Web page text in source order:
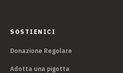
SOSTIENICI
Donazione Regolare
Adotta una pigotta